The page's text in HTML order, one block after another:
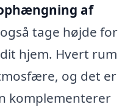
af
tage højde for
hjem. Hvert rum
og det er
komplementerer